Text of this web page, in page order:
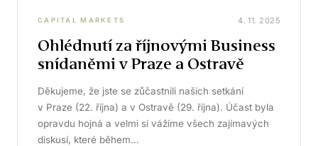
CAPITAL MARKETS 4. 11. 2025
Ohlédnutí za říjnovými Business
snídaněmi v Praze a Ostravě
Děkujeme, že jste se zůčastnili našich setkání
v Praze (22. října) a v Ostravě (29. října). Účast byla
opravdu hojná a velmi si vážíme všech zajímavých
diskusí, které během…